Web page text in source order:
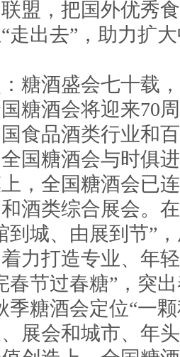
盟，把国外优秀
走出去”，助力扩
酒盛会七十载，
酒会将迎来70周
食品酒类行业和
国糖酒会与时俱
全国糖酒会已连
酒类综合展会。
到城、由展到节”
力打造专业、年
春节过春糖”，突
季糖酒会定位“一
展会和城市、年